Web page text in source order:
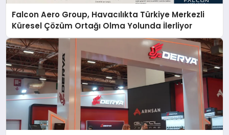
Falcon Aero Group, Havacılıkta Türkiye Merkezli
Küresel Çözüm Ortağı Olma Yolunda İlerliyor